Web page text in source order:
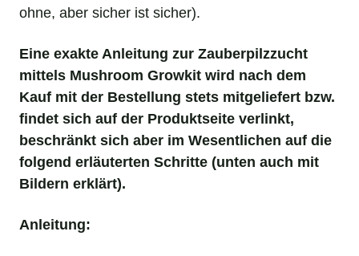
ohne, aber sicher ist sicher).
Eine exakte Anleitung zur Zauberpilzzucht
mittels Mushroom Growkit wird nach dem
Kauf mit der Bestellung stets mitgeliefert bzw.
findet sich auf der Produktseite verlinkt,
beschränkt sich aber im Wesentlichen auf die
folgend erläuterten Schritte (unten auch mit
Bildern erklärt).
Anleitung: